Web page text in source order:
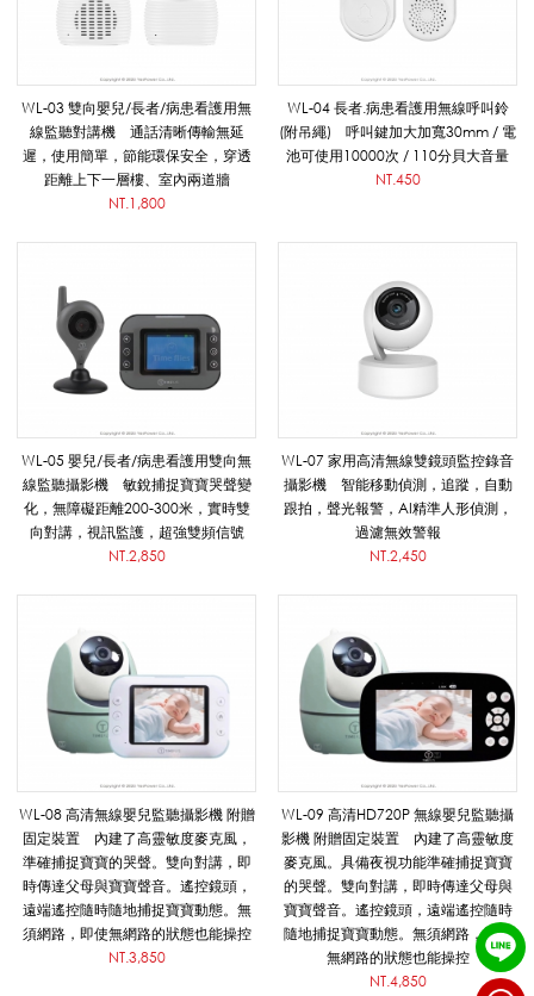
.
病
患
聽
對
講
機
/
呼
WL-03 雙向嬰兒/長者/病患看護用無
線監聽對講機 通話清晰傳輸無延
遲，使用簡單，節能環保安全，穿透
距離上下一層樓、室內兩道牆
NT.1,800
WL-04 長者.病患看護用無線呼叫鈴
(附吊繩) 呼叫鍵加大加寬30mm / 電
池可使用10000次 / 110分貝大音量
NT.450
WL-05 嬰兒/長者/病患看護用雙向無
線監聽攝影機 敏銳捕捉寶寶哭聲變
化，無障礙距離200-300米，實時雙
向對講，視訊監護，超強雙頻信號
NT.2,850
WL-07 家用高清無線雙鏡頭監控錄音
攝影機 智能移動偵測，追蹤，自動
跟拍，聲光報警，AI精準人形偵測，
過濾無效警報
NT.2,450
WL-08 高清無線嬰兒監聽攝影機 附贈
固定裝置 內建了高靈敏度麥克風，
準確捕捉寶寶的哭聲。雙向對講，即
時傳達父母與寶寶聲音。遙控鏡頭，
遠端遙控隨時隨地捕捉寶寶動態。無
須網路，即使無網路的狀態也能操控
NT.3,850
WL-09 高清HD720P 無線嬰兒監聽攝
影機 附贈固定裝置 內建了高靈敏度
麥克風。具備夜視功能準確捕捉寶寶
的哭聲。雙向對講，即時傳達父母與
寶寶聲音。遙控鏡頭，遠端遙控隨時
隨地捕捉寶寶動態。無須網路，即使
無網路的狀態也能操控
NT.4,850